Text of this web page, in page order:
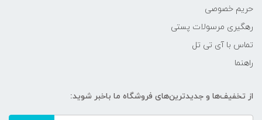
حریم خصوصی
رهگیری مرسولات پستی
تماس با آی تی تل
راهنما
از تخفیف‌ها و جدیدترین‌های فروشگاه ما باخبر شوید: